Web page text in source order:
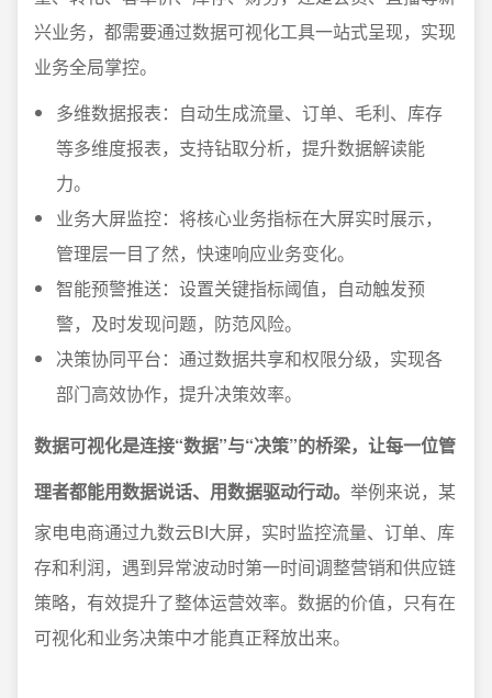
兴业务，都需要通过数据可视化工具一站式呈现，实现
业务全局掌控。
多维数据报表：自动生成流量、订单、毛利、库存
等多维度报表，支持钻取分析，提升数据解读能
力。
业务大屏监控：将核心业务指标在大屏实时展示，
管理层一目了然，快速响应业务变化。
智能预警推送：设置关键指标阈值，自动触发预
警，及时发现问题，防范风险。
决策协同平台：通过数据共享和权限分级，实现各
部门高效协作，提升决策效率。
数据可视化是连接“数据”与“决策”的桥梁，让每一位管
理者都能用数据说话、用数据驱动行动。 举例来说，某
家电电商通过九数云BI大屏，实时监控流量、订单、库
存和利润，遇到异常波动时第一时间调整营销和供应链
策略，有效提升了整体运营效率。数据的价值，只有在
可视化和业务决策中才能真正释放出来。